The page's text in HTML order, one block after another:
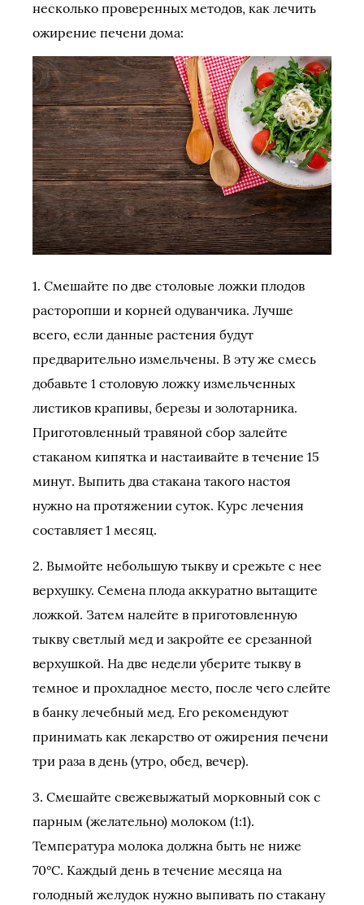
несколько проверенных методов, как лечить
ожирение печени дома:
1. Смешайте по две столовые ложки плодов
расторопши и корней одуванчика. Лучше
всего, если данные растения будут
предварительно измельчены. В эту же смесь
добавьте 1 столовую ложку измельченных
листиков крапивы, березы и золотарника.
Приготовленный травяной сбор залейте
стаканом кипятка и настаивайте в течение 15
минут. Выпить два стакана такого настоя
нужно на протяжении суток. Курс лечения
составляет 1 месяц.
2. Вымойте небольшую тыкву и срежьте с нее
верхушку. Семена плода аккуратно вытащите
ложкой. Затем налейте в приготовленную
тыкву светлый мед и закройте ее срезанной
верхушкой. На две недели уберите тыкву в
темное и прохладное место, после чего слейте
в банку лечебный мед. Его рекомендуют
принимать как лекарство от ожирения печени
три раза в день (утро, обед, вечер).
3. Смешайте свежевыжатый морковный сок с
парным (желательно) молоком (1:1).
Температура молока должна быть не ниже
70°C. Каждый день в течение месяца на
голодный желудок нужно выпивать по стакану